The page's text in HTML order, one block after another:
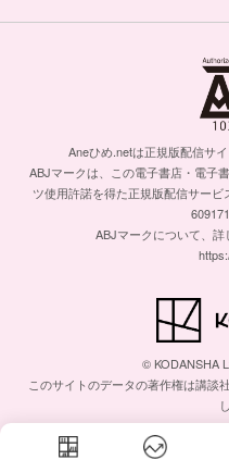
Aneひめ.netは正規版配信サ
ABJマークは、この電子書店・電子
ツ使用許諾を得た正規版配信サー
ABJマークについて、詳
© KODANSHA
このサイトのデータの著作権は講談